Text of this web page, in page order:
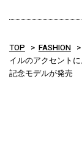
TOP FASHION
イルのアクセント
記念モデルが発売